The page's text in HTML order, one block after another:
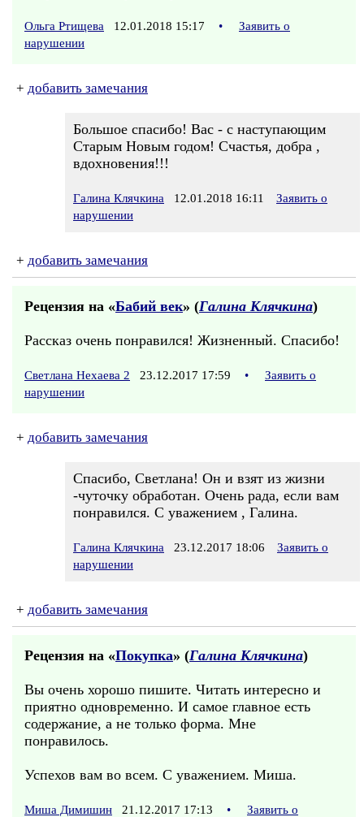
Ольга Ртищева 12.01.2018 15:17 •
Заявить о
нарушении
+ добавить замечания
Большое спасибо! Вас - с наступающим
Старым Новым годом! Счастья, добра ,
вдохновения!!!
Галина Клячкина 12.01.2018 16:11
Заявить о
нарушении
+ добавить замечания
Рецензия на «Бабий век» (Галина Клячкина)
Рассказ очень понравился! Жизненный. Спасибо!
Светлана Нехаева 2 23.12.2017 17:59 •
Заявить о
нарушении
+ добавить замечания
Спасибо, Светлана! Он и взят из жизни
-чуточку обработан. Очень рада, если вам
понравился. С уважением , Галина.
Галина Клячкина 23.12.2017 18:06
Заявить о
нарушении
+ добавить замечания
Рецензия на «Покупка» (Галина Клячкина)
Вы очень хорошо пишите. Читать интересно и
приятно одновременно. И самое главное есть
содержание, а не только форма. Мне
понравилось.
Успехов вам во всем. С уважением. Миша.
Миша Димишин 21.12.2017 17:13 •
Заявить о